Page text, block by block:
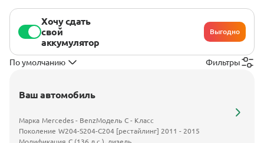
Хочу сдать
свой
аккумулятор
Выгодно
По умолчанию Фильтры
Ваш автомобиль
Марка Mercedes - BenzМодель C - Класс
Поколение W204-S204-C204 [рестайлинг] 2011 - 2015